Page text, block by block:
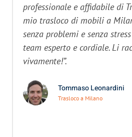
professionale e affidabile di
mio trasloco di mobili a
senza problemi e senza
team esperto e cordiale. Li
vivamente!”.
Tommaso Leonardini
Trasloco a Milano